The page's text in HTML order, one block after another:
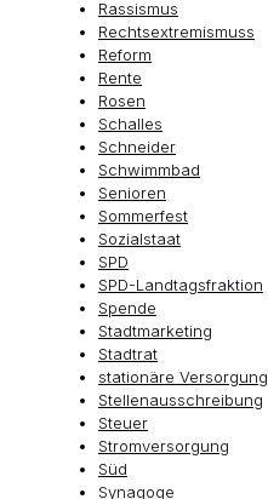
Rassismus
Rechtsextremismuss
Reform
Rente
Rosen
Schalles
Schneider
Schwimmbad
Senioren
Sommerfest
Sozialstaat
SPD
SPD-Landtagsfraktion
Spende
Stadtmarketing
Stadtrat
stationäre Versorgung
Stellenausschreibung
Steuer
Stromversorgung
Süd
Synagoge